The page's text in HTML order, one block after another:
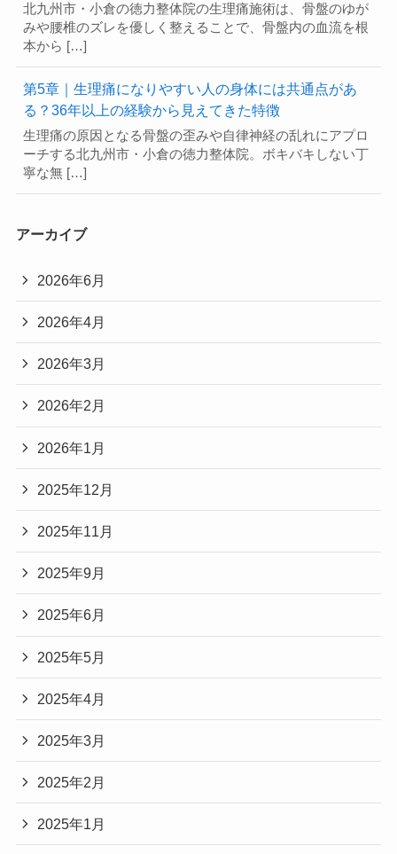
北九州市・小倉の徳力整体院の生理痛施術は、骨盤のゆが
みや腰椎のズレを優しく整えることで、骨盤内の血流を根
本から […]
第5章｜生理痛になりやすい人の身体には共通点があ
る？36年以上の経験から見えてきた特徴
生理痛の原因となる骨盤の歪みや自律神経の乱れにアプロ
ーチする北九州市・小倉の徳力整体院。ボキバキしない丁
寧な無 […]
アーカイブ
2026年6月
2026年4月
2026年3月
2026年2月
2026年1月
2025年12月
2025年11月
2025年9月
2025年6月
2025年5月
2025年4月
2025年3月
2025年2月
2025年1月